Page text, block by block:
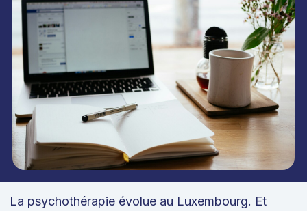
La psychothérapie évolue au Luxembourg. Et